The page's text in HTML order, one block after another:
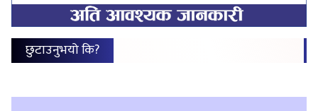
छुटाउनुभयो कि?